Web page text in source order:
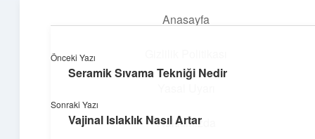
Anasayfa
Hakkımızda
Dijital Dünya Günlüğü
Önceki Yazı
Seramik Sıvama Tekniği Nedir
Sonraki Yazı
Vajinal Islaklık Nasıl Artar